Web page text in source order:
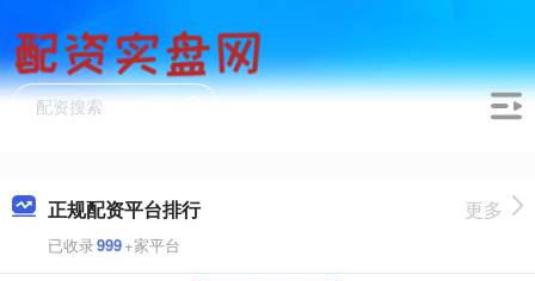
正规配资平台排行
已收录999+家平台
更多